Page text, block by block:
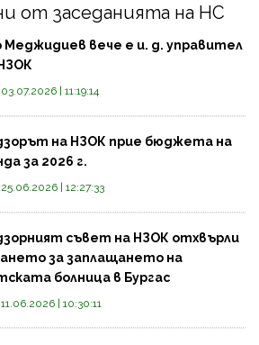
от заседанията на НС
Меджидиев вече е и. д. управител
03.07.2026 | 11:19:14
на НЗОК прие бюджета на
за 2026 г.
25.06.2026 | 12:27:33
съвет на НЗОК отхвърли
за заплащането на
болница в Бургас
11.06.2026 | 10:30:11